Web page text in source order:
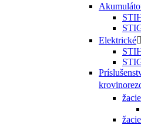
Elektrické